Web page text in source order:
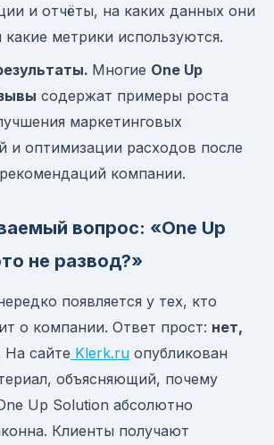
и отчёты, на каких данных они
метрики используются.
Многие One Up
содержат примеры роста
маркетинговых
и оптимизации расходов после
компании.
вопрос: «One Up
не развод?»
появляется у тех, кто
о компании. Ответ прост: нет,
На сайте Klerk.ru опубликован
объясняющий, почему
Up Solution абсолютно
Клиенты получают